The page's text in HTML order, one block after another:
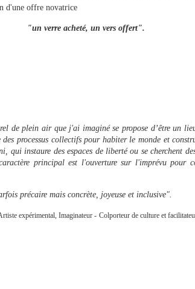
d'une offre novatrice
"un verre acheté, un vers offert".
de plein air que j'ai imaginé se propose d’être un
processus collectifs pour habiter le monde et
qui instaure des espaces de liberté ou se cherchent
principal est l'ouverture sur l'imprévu pour
précaire mais concrète, joyeuse et inclusive".
expérimental, Imaginateur - Colporteur de culture et